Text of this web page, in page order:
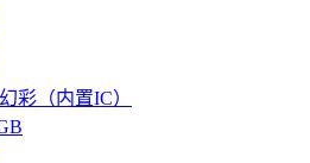
彩（内置IC）